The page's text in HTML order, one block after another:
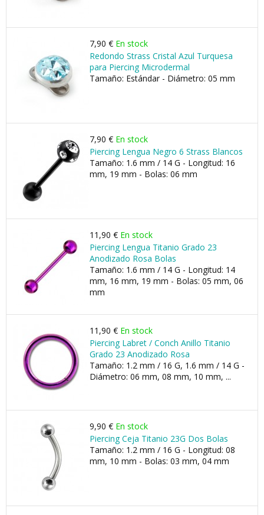
7,90 € En stock
Redondo Strass Cristal Azul Turquesa
para Piercing Microdermal
Tamaño: Estándar - Diámetro: 05 mm
7,90 € En stock
Piercing Lengua Negro 6 Strass Blancos
Tamaño: 1.6 mm / 14 G - Longitud: 16
mm, 19 mm - Bolas: 06 mm
11,90 € En stock
Piercing Lengua Titanio Grado 23
Anodizado Rosa Bolas
Tamaño: 1.6 mm / 14 G - Longitud: 14
mm, 16 mm, 19 mm - Bolas: 05 mm, 06
mm
11,90 € En stock
Piercing Labret / Conch Anillo Titanio
Grado 23 Anodizado Rosa
Tamaño: 1.2 mm / 16 G, 1.6 mm / 14 G -
Diámetro: 06 mm, 08 mm, 10 mm, ...
9,90 € En stock
Piercing Ceja Titanio 23G Dos Bolas
Tamaño: 1.2 mm / 16 G - Longitud: 08
mm, 10 mm - Bolas: 03 mm, 04 mm